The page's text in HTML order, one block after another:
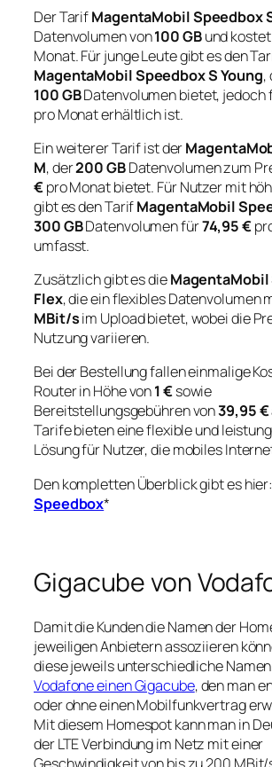
Der TarifMagentaMobil Speedbox
Datenvolumen von100 GBund kostet
Monat. Für junge Leute gibt es den
MagentaMobil Speedbox S Young,
100 GBDatenvolumen bietet, jedoch
pro Monat erhältlich ist.
Ein weiterer Tarif ist der
M, der200 GBDatenvolumen zum
€pro Monat bietet. Für Nutzer mit
gibt es den TarifMagentaMobil
300 GBDatenvolumen für74,95 €
umfasst.
Zusätzlich gibt es die
Flex, die ein flexibles Datenvolumen
MBit/sim Upload bietet, wobei die
Nutzung variieren.
Bei der Bestellung fallen einmalige
Router in Höhe von1 €sowie
Bereitstellungsgebühren von39,95 €
Tarife bieten eine flexible und
Lösung für Nutzer, die mobiles
Den kompletten Überblick gibt es
Speedbox*
Gigacube von
Damit die Kunden die Namen der
jeweiligen Anbietern assoziieren
diese jeweils unterschiedliche
Vodafone einen Gigacube, den man
oder ohne einen Mobilfunkvertrag
Mit diesem Homespot kann man in
der LTE Verbindung im Netz mit einer